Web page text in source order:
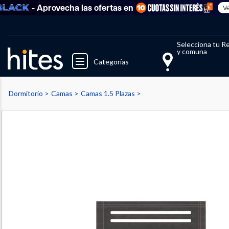
- Aprovecha las ofertas en Ver
Categorías
Selecciona tu
y comuna
Llegaste al límite de productos
Dormitorio Camas Camas 1.5 Plazas